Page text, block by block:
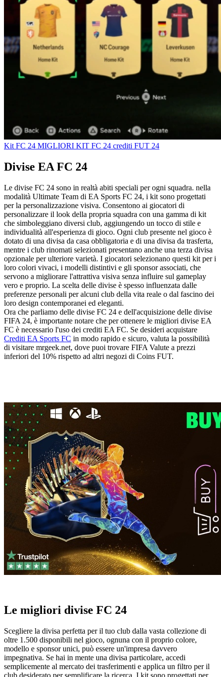
Kit FC 24 MIGLIORI KIT FC 24 crediti FUT 24
Divise EA FC 24
Le divise FC 24 sono in realtà abiti speciali per ogni squadra. nella
modalità Ultimate Team di EA Sports FC 24, i kit sono progettati
per la personalizzazione visiva. Consentono ai giocatori di
personalizzare il look della propria squadra con una gamma di kit
che simboleggiano diversi club, aggiungendo un tocco di stile e
individualità all'esperienza di gioco. Ogni club presente nel gioco è
dotato di una divisa da casa obbligatoria e di una divisa da trasferta,
mentre i club rinomati selezionati presentano anche una terza divisa
opzionale per ulteriore varietà. I giocatori selezionano questi kit per i
loro colori vivaci, i modelli distintivi e gli sponsor associati, che
servono a migliorare l'attrattiva visiva senza influire sul gameplay
vero e proprio. La scelta delle divise è spesso influenzata dalle
preferenze personali per alcuni club della vita reale o dal fascino dei
loro design contemporanei ed eleganti.
Ora che parliamo delle divise FC 24 e dell'acquisizione delle divise
FIFA 24, è importante notare che per ottenere le migliori divise EA
FC è necessario l'uso dei crediti EA FC. Se desideri acquistare
Crediti EA Sports FC in modo rapido e sicuro, valuta la possibilità
di visitare mrgeek.net, dove puoi trovare FIFA Valute a prezzi
inferiori del 10% rispetto ad altri negozi di Coins FUT.
Le migliori divise FC 24
Scegliere la divisa perfetta per il tuo club dalla vasta collezione di
oltre 1.500 disponibili nel gioco, ognuna con il proprio colore,
modello e sponsor unici, può essere un'impresa davvero
impegnativa. Se hai in mente una divisa particolare, accedi
semplicemente al mercato dei trasferimenti e applica un filtro per il
club desiderato per semplificare la ricerca. I kit sono progettati per